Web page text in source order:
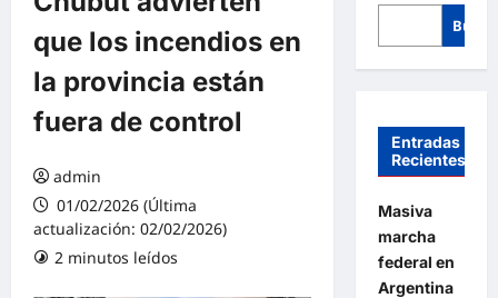
que los incendios en
la provincia están
fuera de control
admin
01/02/2026 (Última
actualización: 02/02/2026)
2 minutos leídos
Entradas
Recientes
Masiva
marcha
federal en
Argentina